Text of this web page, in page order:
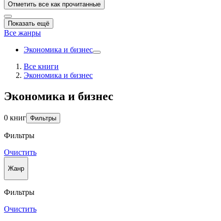
Отметить все как прочитанные
Показать ещё
Все жанры
Экономика и бизнес
Все книги
Экономика и бизнес
Экономика и бизнес
0 книг Фильтры
Фильтры
Очистить
Жанр
Фильтры
Очистить